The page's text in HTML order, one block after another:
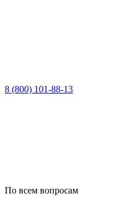
8 (800) 101-88-13
По всем вопросам